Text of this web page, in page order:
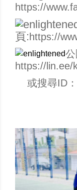
https://
頁: https://
公
https://lin.ee/
或搜尋ID：